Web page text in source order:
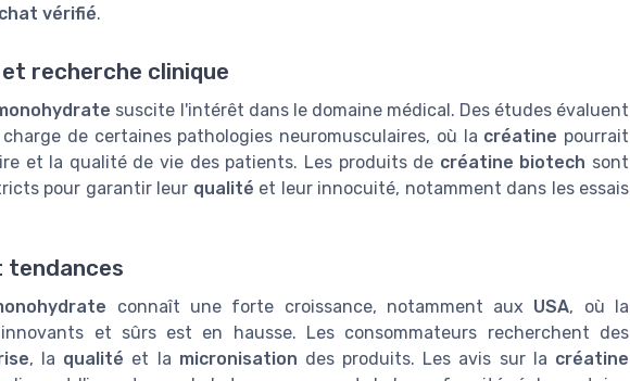
vérifié.
recherche clinique
suscite l'intérêt dans le domaine médical. Des études évaluent
de certaines pathologies neuromusculaires, où la créatine pourrait
et la qualité de vie des patients. Les produits de créatine biotech sont
pour garantir leur qualité et leur innocuité, notamment dans les essais
tendances
connaît une forte croissance, notamment aux USA, où la
et sûrs est en hausse. Les consommateurs recherchent des
, la qualité et la micronisation des produits. Les avis sur la créatine